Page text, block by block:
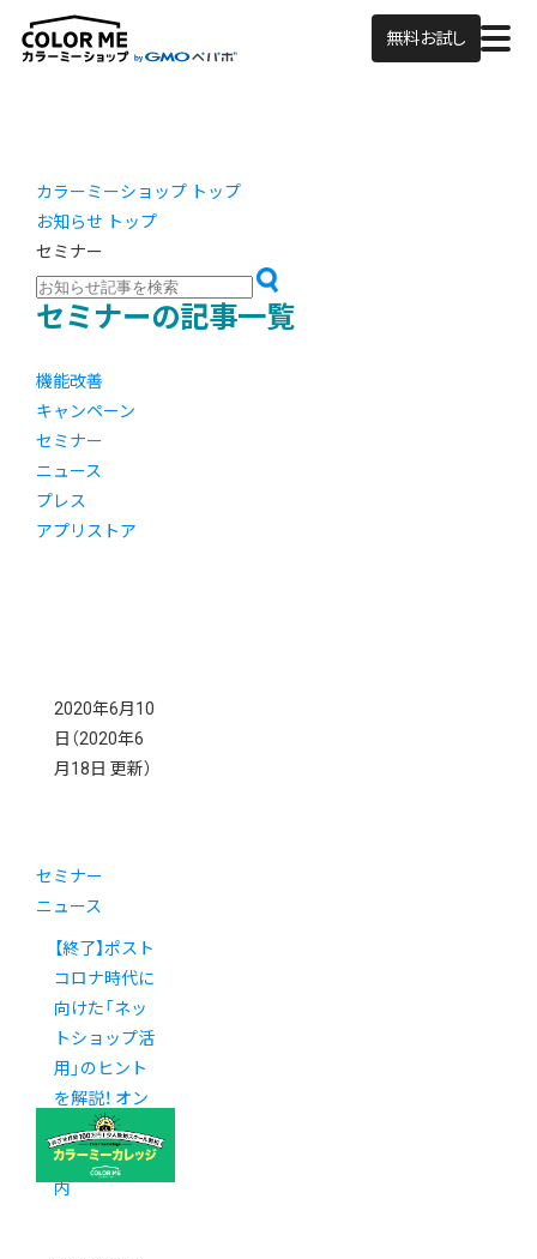
無料お試し
カラーミーショップ トップ
お知らせ トップ
セミナー
セミナーの記事一覧
機能改善
キャンペーン
セミナー
ニュース
プレス
アプリストア
2020年6月10
日 （2020年6
月18日 更新）
セミナー
ニュース
【終了】ポスト
コロナ時代に
向けた「ネッ
トショップ活
用」のヒント
を解説！ オン
ラインイベン
ト開催のご案
内